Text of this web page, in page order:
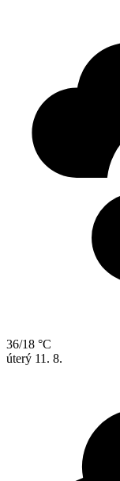
36/18 °C
úterý 11. 8.